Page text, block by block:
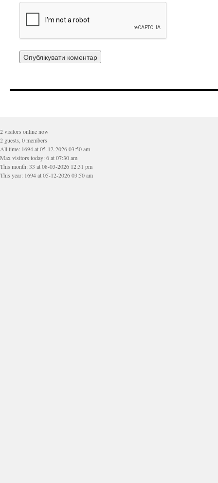
2 visitors online now
2 guests, 0 members
All time: 1694 at 05-12-2026 03:50 am
Max visitors today: 6 at 07:30 am
This month: 33 at 08-03-2026 12:31 pm
This year: 1694 at 05-12-2026 03:50 am